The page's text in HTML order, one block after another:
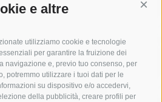
e altre
utilizziamo cookie e tecnologie
per garantire la fruizione dei
navigazione e, previo tuo consenso, per
potremmo utilizzare i tuoi dati per le
su dispositivo e/o accedervi,
della pubblicità, creare profili per
anas
campanella
arresto